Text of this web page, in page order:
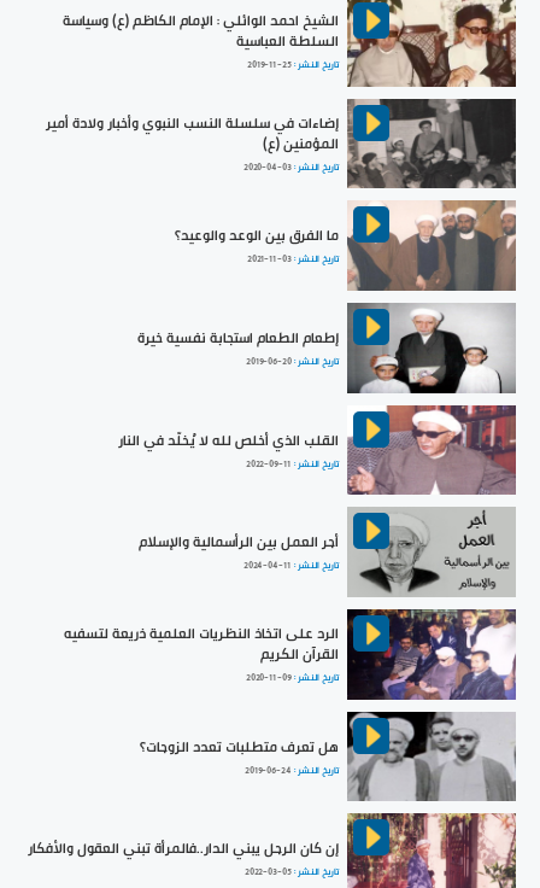
الشيخ احمد الوائلي : الإمام الكاظم (ع) وسياسة
السلطة العباسية
تاريخ النشر :2019-11-25
إضاءات في سلسلة النسب النبوي وأخبار ولادة أمير
المؤمنين (ع)
تاريخ النشر :2020-04-03
ما الفرق بين الوعد والوعيد؟
تاريخ النشر :2021-11-03
إطعام الطعام استجابة نفسية خيرة
تاريخ النشر :2019-06-20
القلب الذي أخلص لله لا يُخلّد في النار
تاريخ النشر : 2022-09-11
أجر العمل بين الرأسمالية والإسلام
تاريخ النشر : 2024-04-11
الرد على اتخاذ النظريات العلمية ذريعة لتسفيه
القرآن الكريم
تاريخ النشر :2020-11-09
هل تعرف متطلبات تعدد الزوجات؟
تاريخ النشر : 2019-06-24
إن كان الرجل يبني الدار..فالمرأة تبني العقول والأفكار
تاريخ النشر :2022-03-05